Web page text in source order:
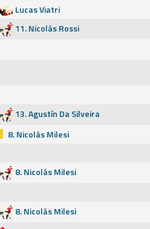
Lucas Viatri
11. Nicolás Rossi
13. Agustín Da Silveira
8. Nicolás Milesi
8. Nicolás Milesi
8. Nicolás Milesi